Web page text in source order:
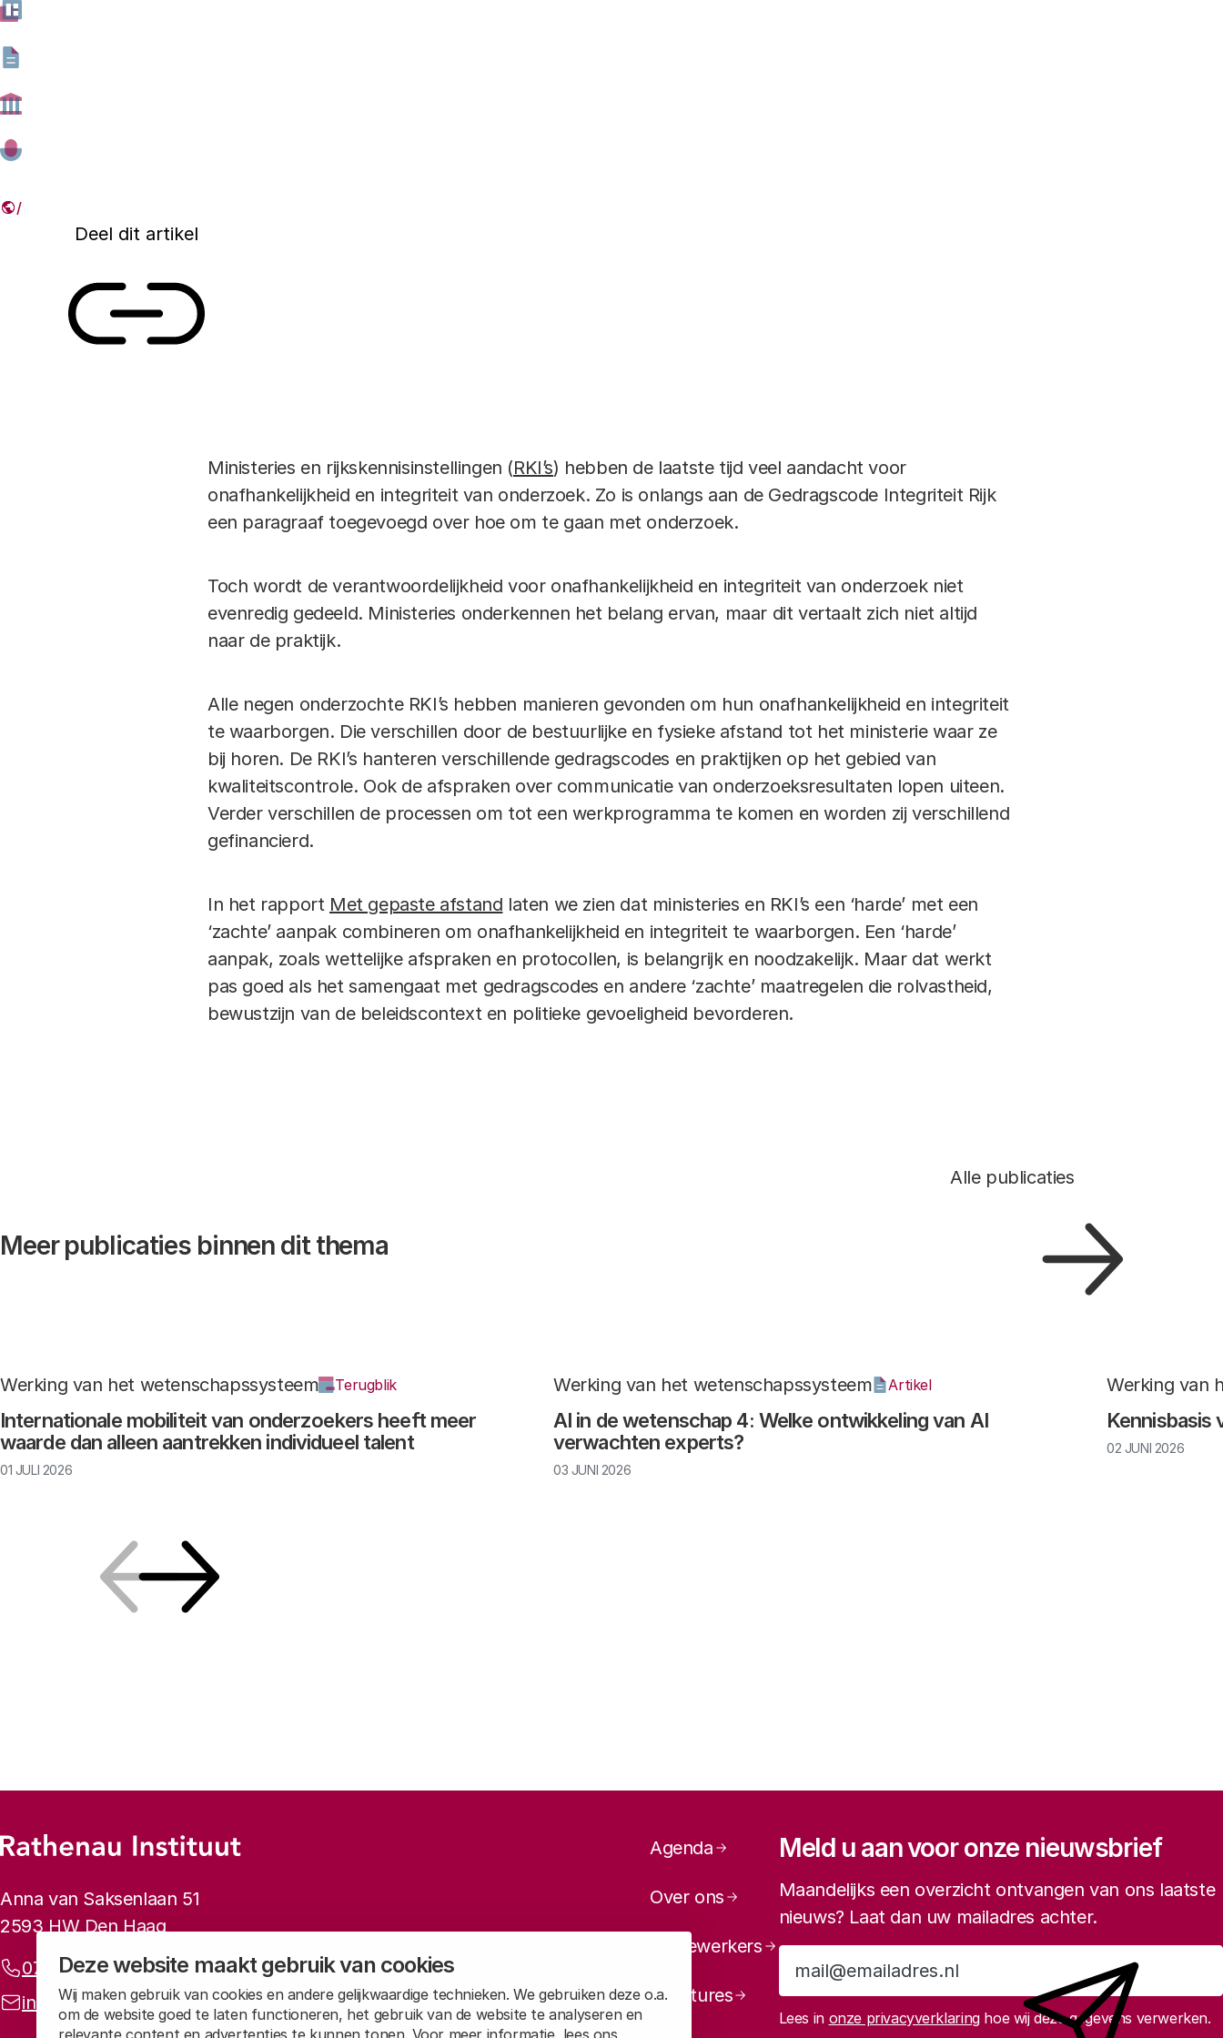
Deze website maakt gebruik van cookies
Wij maken gebruik van cookies en andere gelijkwaardige technieken. We gebruiken deze o.a.
om de website goed te laten functioneren, het gebruik van de website te analyseren en
relevante content en advertenties te kunnen tonen. Voor meer informatie, lees ons
Ministeries en rijkskennisinstellingen zijn gezamenlijk verantwoordelijk
voor de onafhankelijkheid en integriteit van onderzoek voor beleid. Om
die onafhankelijkheid en integriteit te waarborgen hanteren zij een breed
scala aan maatregelen. Dat blijkt uit de inventarisatie die wij uitvoerden
Deel dit artikel
Ministeries en rijkskennisinstellingen (RKI’s) hebben de laatste tijd veel aandacht voor
onafhankelijkheid en integriteit van onderzoek. Zo is onlangs aan de Gedragscode Integriteit Rijk
een paragraaf toegevoegd over hoe om te gaan met onderzoek.
Toch wordt de verantwoordelijkheid voor onafhankelijkheid en integriteit van onderzoek niet
evenredig gedeeld. Ministeries onderkennen het belang ervan, maar dit vertaalt zich niet altijd
naar de praktijk.
Alle negen onderzochte RKI’s hebben manieren gevonden om hun onafhankelijkheid en integriteit
te waarborgen. Die verschillen door de bestuurlijke en fysieke afstand tot het ministerie waar ze
bij horen. De RKI’s hanteren verschillende gedragscodes en praktijken op het gebied van
kwaliteitscontrole. Ook de afspraken over communicatie van onderzoeksresultaten lopen uiteen.
Verder verschillen de processen om tot een werkprogramma te komen en worden zij verschillend
gefinancierd.
In het rapport Met gepaste afstand laten we zien dat ministeries en RKI’s een ‘harde’ met een
‘zachte’ aanpak combineren om onafhankelijkheid en integriteit te waarborgen. Een ‘harde’
aanpak, zoals wettelijke afspraken en protocollen, is belangrijk en noodzakelijk. Maar dat werkt
pas goed als het samengaat met gedragscodes en andere ‘zachte’ maatregelen die rolvastheid,
bewustzijn van de beleidscontext en politieke gevoeligheid bevorderen.
Meer publicaties binnen dit thema
Alle publicaties
Internationale mobiliteit van onderzoekers heeft meer
waarde dan alleen aantrekken individueel talent
Werking van het wetenschapssysteem Terugblik
01 JULI 2026
AI in de wetenschap 4: Welke ontwikkeling van AI
verwachten experts?
Werking van het wetenschapssysteem Artikel
03 JUNI 2026
Kennisbasis
Werking van
02 JUNI 2026
Footer-menu
Rathenau logo, naar de homepage
Contactinformatie
Anna van Saksenlaan 51
2593 HW Den Haag
Telefoonnummer:
070 34 21 5 42
E-mailadres:
info@rathenau.nl
Paginanavigatie
Agenda
Over ons
Medewerkers
Vacatures
Meld u aan voor onze nieuwsbrief
Maandelijks een overzicht ontvangen van ons laatste
nieuws? Laat dan uw mailadres achter.
Aanmelden
Lees in onze privacyverklaringhoe wij deze gegevens verwerken.